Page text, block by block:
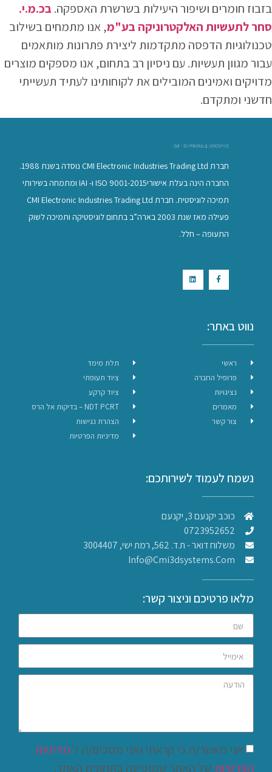
בזבוז חומרים ושיפור היעילות בשרשרת האספקה. בכ.מ.י.
סחר לתעשיות האלקטרוניקה בע"מ, אנו מתמחים בשילוב
טכנולוגיות הדפסה מתקדמות ליצירת פתרונות מותאמים
עבור מגוון תעשיות. עם ניסיון רב בתחום, אנו מספקים מוצרים
מדויקים ואמינים המובילים את לקוחותינו לעתיד תעשייתי
חדשני ומתקדם.
CMI - 3D PRINTING & AEROSPACE
חברת CMI Electronic Industries Trading Ltd נוסדה בשנת 1988.
החברה הינה בעלת אישוריISO 9001-2015 ו- IAI ומתמחה בשירותי
תמיכה לוגיסטית. חברת CMI Electronic Industries Trading Ltd
פעילה מאז שנת 2003 בארה”ב בתחום לוגיסטיקה ותמיכה לשוק
התעופה – חלל.
נווט באתר:
ראשי
פרופיל החברה
נציגויות
מאמרים
צור קשר
תלת מימד
ציוד תעופתי
ציוד קרקע
NDT PCRT – בדיקות אל הרס
הצהרת נגישות
מדיניות הפרטיות
נשמח לעמוד לשירותכם:
כוכב יקנעם 3, יקנעם
0723952652
משלוח דואר - ת.ד. 562, רמת ישי, 3004407​
Info@cmi3dsystems.com
מלאו פרטיכם וניצור קשר:
אני מאשר/ת כי קראתי ואני מסכים/ה למדיניות
הפרטיות של האתר שמופיעה בתחתית האתר.